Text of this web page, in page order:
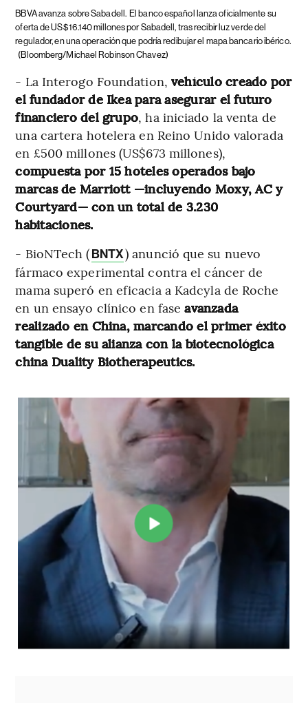
BBVA avanza sobre Sabadell. El banco español lanza oficialmente su
oferta de US$16.140 millones por Sabadell, tras recibir luz verde del
regulador, en una operación que podría redibujar el mapa bancario ibérico.
(Bloomberg/Michael Robinson Chavez)
- La Interogo Foundation, vehículo creado por
el fundador de Ikea para asegurar el futuro
financiero del grupo, ha iniciado la venta de
una cartera hotelera en Reino Unido valorada
en £500 millones (US$673 millones),
compuesta por 15 hoteles operados bajo
marcas de Marriott —incluyendo Moxy, AC y
Courtyard— con un total de 3.230
habitaciones.
- BioNTech (BNTX) anunció que su nuevo
fármaco experimental contra el cáncer de
mama superó en eficacia a Kadcyla de Roche
en un ensayo clínico en faseavanzada
realizado en China, marcando el primer éxito
tangible de su alianza con la biotecnológica
china Duality Biotherapeutics.